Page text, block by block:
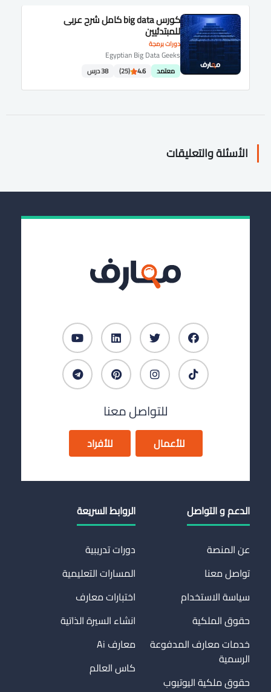
دورات برمجة
كورس big data كامل شرح عربى
للمبتدئيين
Egyptian Big Data Geeks
معتمد 4.6
(25) 38 درس
الأسئلة والتعليقات
للتواصل معنا
للأعمال للأفراد
الدعم و التواصل
عن المنصة
تواصل معنا
سياسة الاستخدام
حقوق الملكية
خدمات معارف المدفوعة
الرسمية
حقوق ملكية اليوتيوب
الروابط السريعة
دورات تدريبية
المسارات التعليمية
اختبارات معارف
انشاء السيرة الذاتية
معارف Ai
كاس العالم